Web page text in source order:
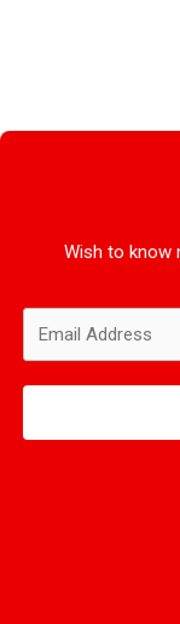
Wish to know